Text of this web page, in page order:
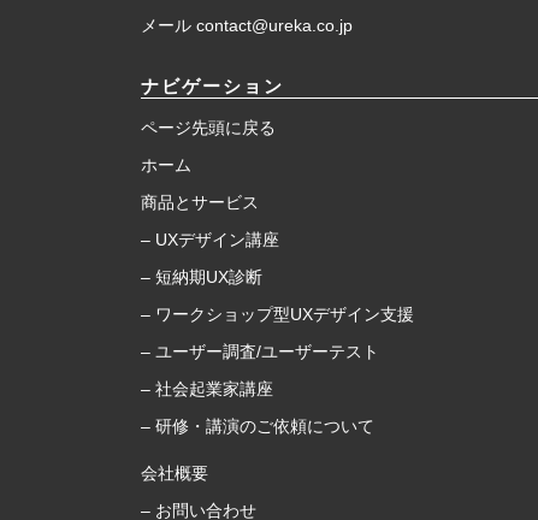
メール contact@ureka.co.jp
ナビゲーション
ページ先頭に戻る
ホーム
商品とサービス
– UXデザイン講座
– 短納期UX診断
– ワークショップ型UXデザイン支援
– ユーザー調査/ユーザーテスト
– 社会起業家講座
– 研修・講演のご依頼について
会社概要
– お問い合わせ